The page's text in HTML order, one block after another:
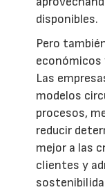
disponibles.
Pero
Las
modelos
procesos,
reducir
mejor a las
clientes y